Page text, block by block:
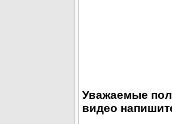
Уважаемые
видео